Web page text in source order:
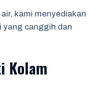
kami menyediakan
yang canggih dan
Kolam